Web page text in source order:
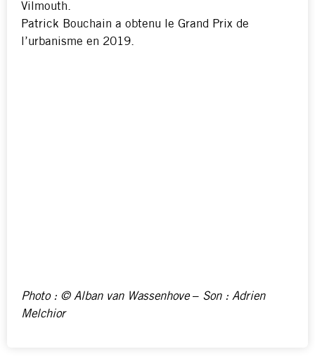
Vilmouth.
Patrick Bouchain a obtenu le Grand Prix de
l’urbanisme en 2019.
Photo : © Alban van Wassenhove– Son : Adrien
Melchior